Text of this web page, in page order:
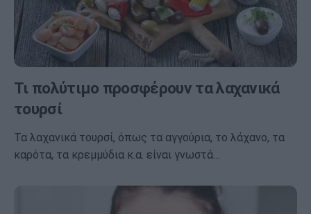
Τι πολύτιμο προσφέρουν τα λαχανικά
τουρσί
Τα λαχανικά τουρσί, όπως τα αγγούρια, το λάχανο, τα
καρότα, τα κρεμμύδια κ.α. είναι γνωστά…